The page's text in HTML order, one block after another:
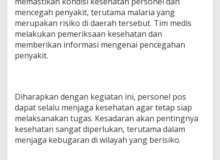
mencegah penyakit, terutama malaria yang
merupakan risiko di daerah tersebut. Tim medis
melakukan pemeriksaan kesehatan dan
memberikan informasi mengenai pencegahan
penyakit.
Diharapkan dengan kegiatan ini, personel pos
dapat selalu menjaga kesehatan agar tetap siap
melaksanakan tugas. Kesadaran akan pentingnya
kesehatan sangat diperlukan, terutama dalam
menjaga kebugaran di wilayah yang berisiko.